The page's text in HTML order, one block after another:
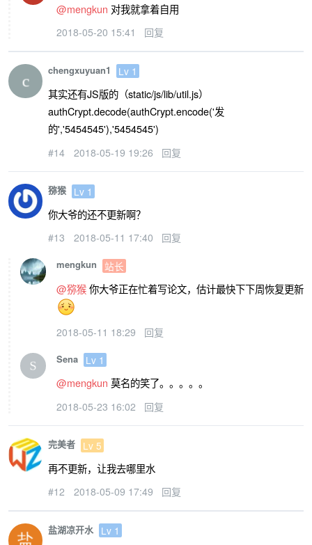
@mengkun 对我就拿着自用
2018-05-20 15:41 回复
chengxuyuan1 Lv 1
其实还有JS版的（static/js/lib/util.js）
authCrypt.decode(authCrypt.encode('发
的','5454545'),'5454545')
#14 2018-05-19 19:26 回复
猕猴 Lv 1
你大爷的还不更新啊？
#13 2018-05-11 17:40 回复
mengkun 站长
@猕猴 你大爷正在忙着写论文，估计最快下下周恢复更新
2018-05-11 18:29 回复
Sena Lv 1
@mengkun 莫名的笑了。。。。。
2018-05-23 16:02 回复
完美者 Lv 5
再不更新，让我去哪里水
#12 2018-05-09 17:49 回复
盐湖凉开水 Lv 1